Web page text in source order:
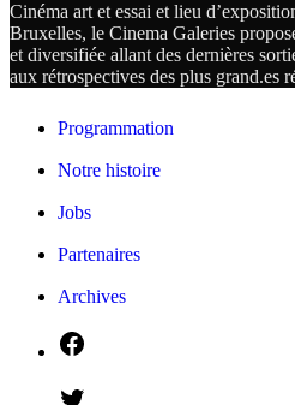
Cinéma art et essai et lieu
Bruxelles, le Cinema Galeries
et diversifiée allant des dernières
aux rétrospectives des plus grand.es
Programmation
Notre histoire
Jobs
Partenaires
Archives